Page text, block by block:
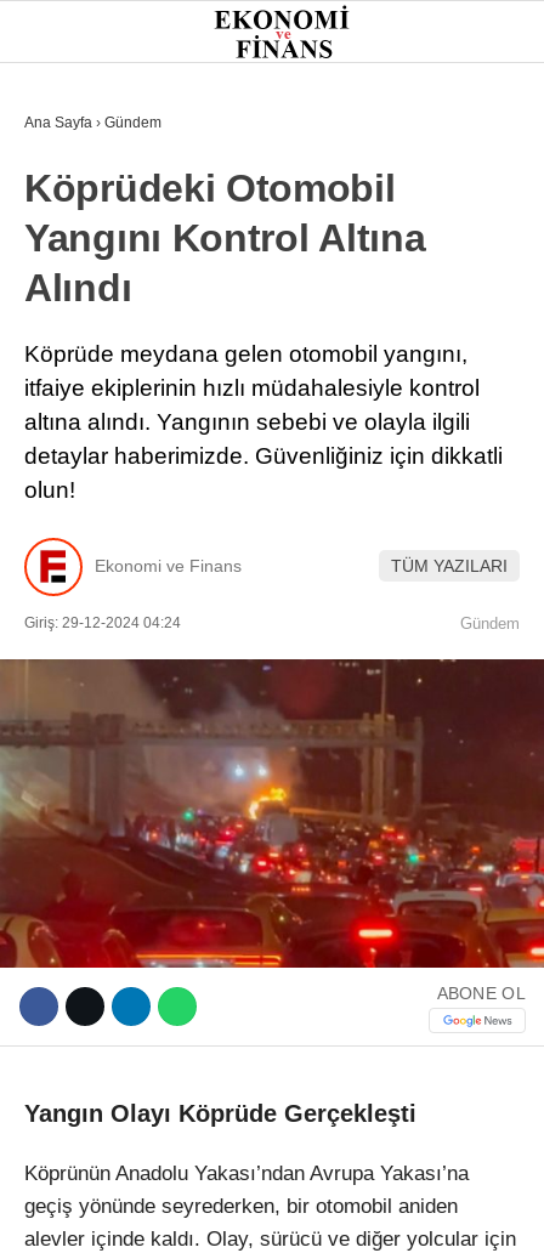
WhatsApp İhbar Hattı
Facebook
Instagram
26.1°
GÜNDEM
EKONOMI
FINANS
BORSA
KRIPTO
SEKTÖRLER
TEKNOLOJI
OTOMOBIL
Ana Sayfa › Gündem
Köprüdeki Otomobil
Yangını Kontrol Altına
Alındı
Köprüde meydana gelen otomobil yangını,
itfaiye ekiplerinin hızlı müdahalesiyle kontrol
altına alındı. Yangının sebebi ve olayla ilgili
detaylar haberimizde. Güvenliğiniz için dikkatli
olun!
Ekonomi ve Finans TÜM YAZILARI
Giriş: 29-12-2024 04:24 Gündem
ABONE OL
Yangın Olayı Köprüde Gerçekleşti
Köprünün Anadolu Yakası’ndan Avrupa Yakası’na
geçiş yönünde seyrederken, bir otomobil aniden
alevler içinde kaldı. Olay, sürücü ve diğer yolcular için